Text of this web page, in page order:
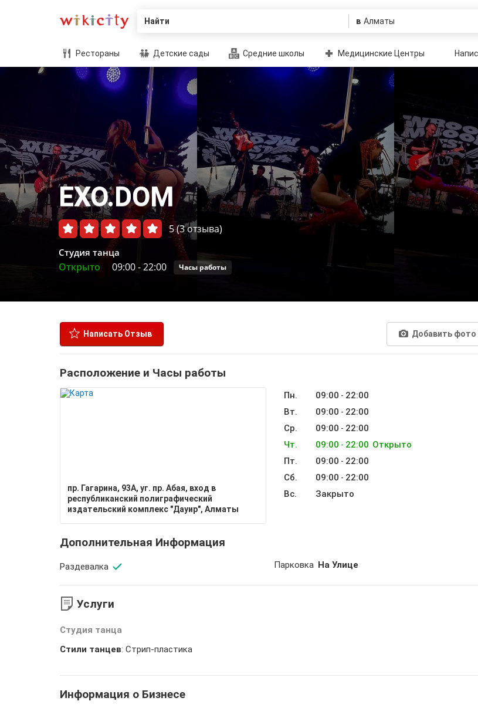
Найти в
Рестораны Детские сады Средние школы Медицинские Центры
EXO.DOM
5(3 отзыва)
Студия танца
Открыто 09:00-22:00 Часы работы
Написать Отзыв Добавить фото
Расположение и Часы работы
пр. Гагарина, 93А, уг. пр. Абая, вход в
республиканский полиграфический
издательский комплекс "Дауир", Алматы
Пн. 09:00 - 22:00
Вт.
09:00 - 22:00
Ср.
09:00 - 22:00
Чт.
09:00 - 22:00 Открыто
Пт.
09:00 - 22:00
Сб.
09:00 - 22:00
Вс.
Закрыто
Дополнительная Информация
Раздевалка Парковка На Улице
Услуги
Студия танца
Стили танцев: Стрип-пластика
Информация о Бизнесе